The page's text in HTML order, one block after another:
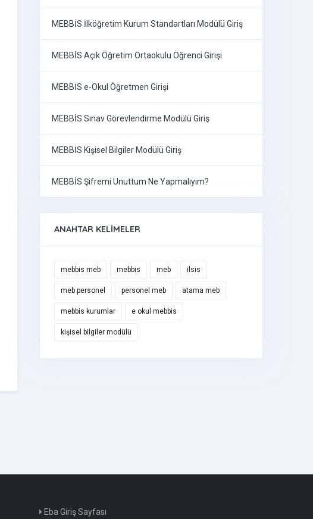
MEBBİS İlköğretim Kurum Standartları Modülü Giriş
MEBBİS Açık Öğretim Ortaokulu Öğrenci Girişi
MEBBİS e-Okul Öğretmen Girişi
MEBBİS Sınav Görevlendirme Modülü Giriş
MEBBİS Kişisel Bilgiler Modülü Giriş
MEBBİS Şifremi Unuttum Ne Yapmalıyım?
ANAHTAR KELIMELER
mebbis meb mebbis meb ilsis
meb personel personel meb atama meb
mebbis kurumlar e okul mebbis
kişisel bilgiler modülü
Eba Giriş Sayfası